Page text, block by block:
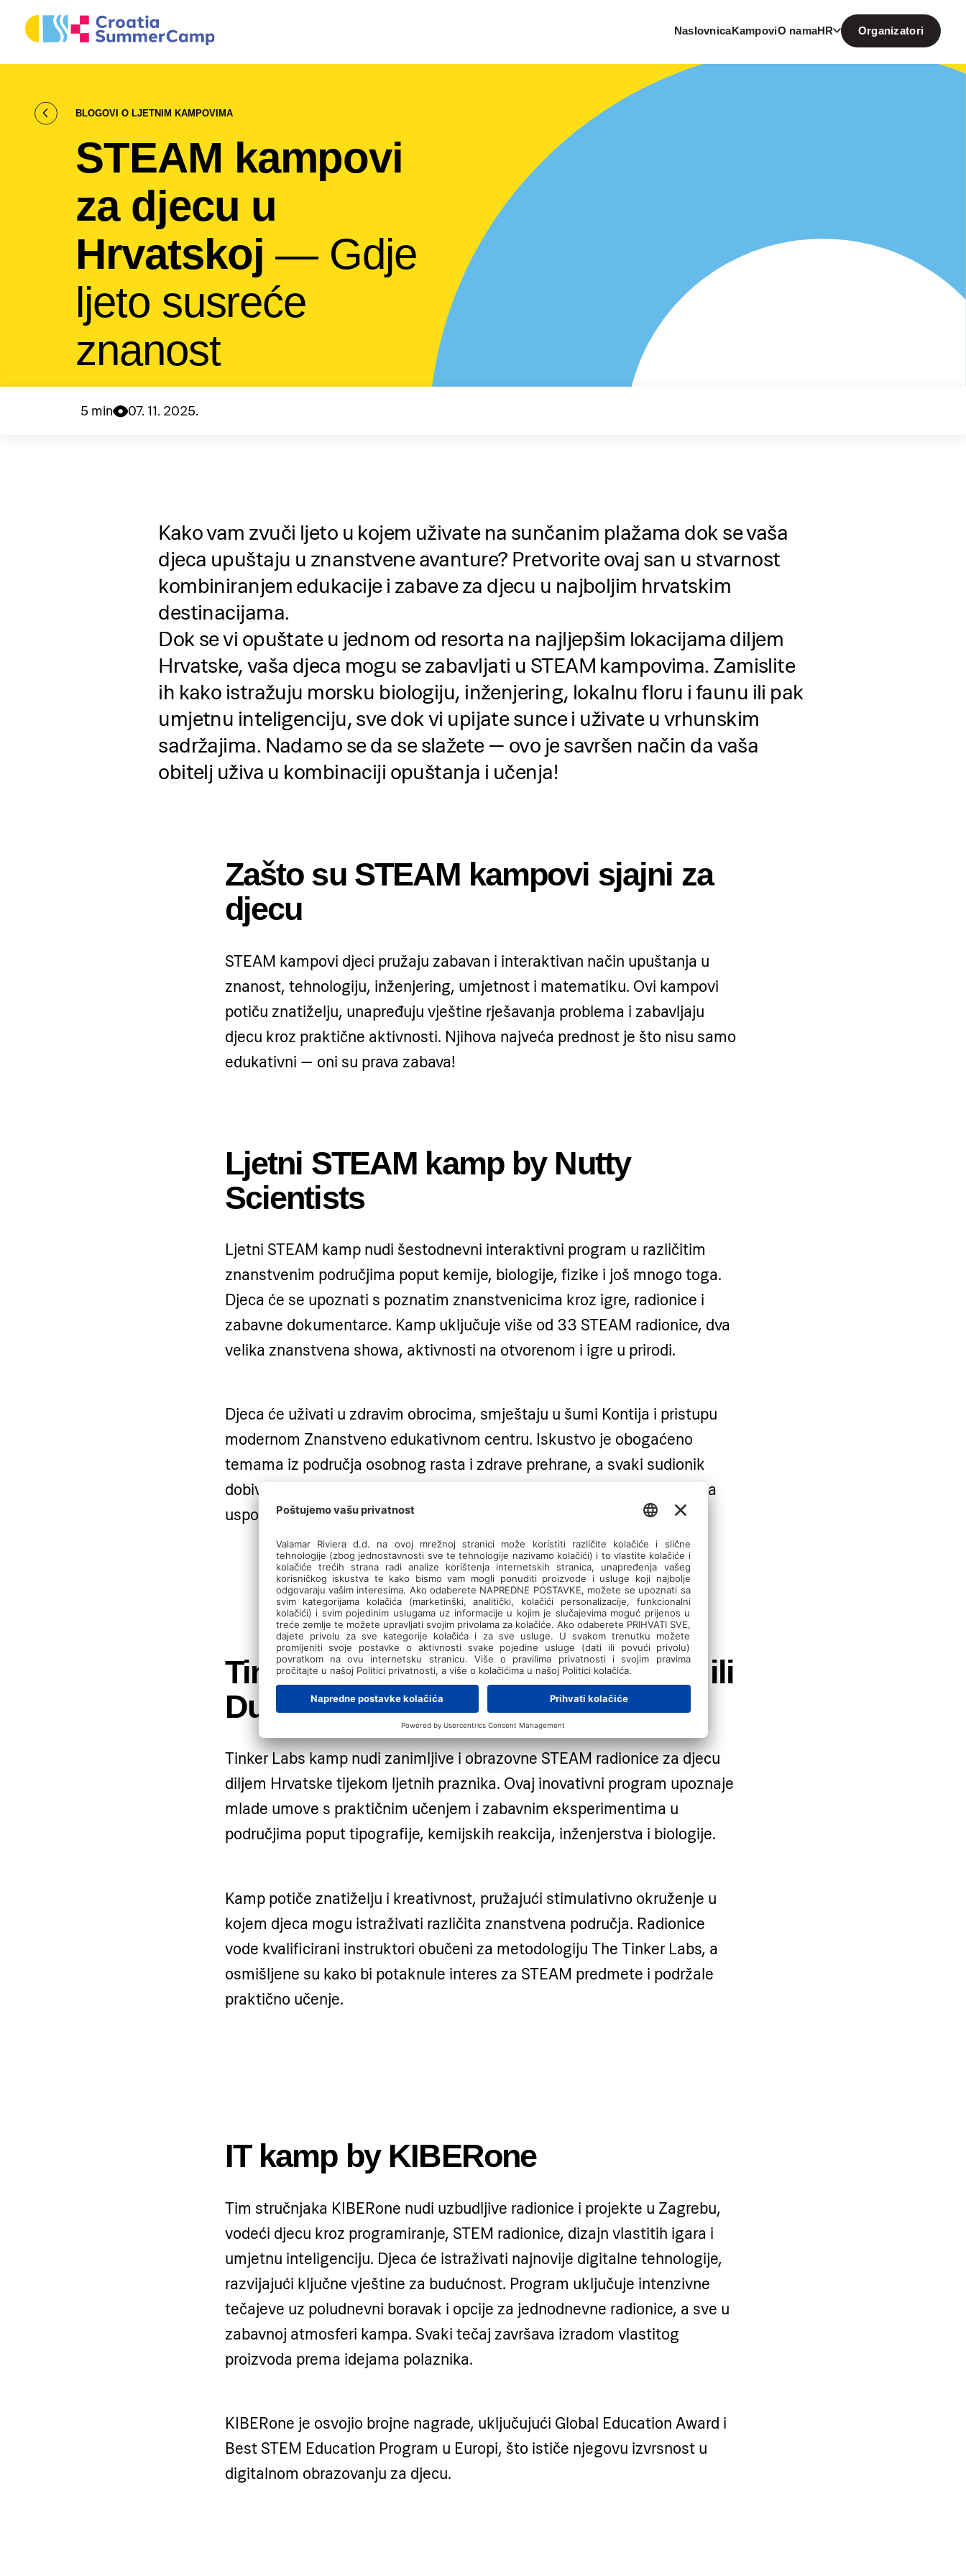
NaslovnicaKampoviO namaHR Organizatori
BLOGOVI O LJETNIM KAMPOVIMA
STEAM kampovi
za djecu u
Hrvatskoj — Gdje
ljeto susreće
znanost
5 min 07. 11. 2025.
Kako vam zvuči ljeto u kojem uživate na sunčanim plažama dok se vaša
djeca upuštaju u znanstvene avanture? Pretvorite ovaj san u stvarnost
kombiniranjem edukacije i zabave za djecu u najboljim hrvatskim
destinacijama.
Dok se vi opuštate u jednom od resorta na najljepšim lokacijama diljem
Hrvatske, vaša djeca mogu se zabavljati u STEAM kampovima. Zamislite
ih kako istražuju morsku biologiju, inženjering, lokalnu floru i faunu ili pak
umjetnu inteligenciju, sve dok vi upijate sunce i uživate u vrhunskim
sadržajima. Nadamo se da se slažete — ovo je savršen način da vaša
obitelj uživa u kombinaciji opuštanja i učenja!
Zašto su STEAM kampovi sjajni za
djecu
STEAM kampovi djeci pružaju zabavan i interaktivan način upuštanja u
znanost, tehnologiju, inženjering, umjetnost i matematiku. Ovi kampovi
potiču znatiželju, unapređuju vještine rješavanja problema i zabavljaju
djecu kroz praktične aktivnosti. Njihova najveća prednost je što nisu samo
edukativni — oni su prava zabava!
Ljetni STEAM kamp by Nutty
Scientists
Ljetni STEAM kamp nudi šestodnevni interaktivni program u različitim
znanstvenim područjima poput kemije, biologije, fizike i još mnogo toga.
Djeca će se upoznati s poznatim znanstvenicima kroz igre, radionice i
zabavne dokumentarce. Kamp uključuje više od 33 STEAM radionice, dva
velika znanstvena showa, aktivnosti na otvorenom i igre u prirodi.
Djeca će uživati u zdravim obrocima, smještaju u šumi Kontija i pristupu
modernom Znanstveno edukativnom centru. Iskustvo je obogaćeno
temama iz područja osobnog rasta i zdrave prehrane, a svaki sudionik
dobiva znanstvenu majicu, znanstveni dnevnik i fotografije iz kampa za
uspomenu.
Tinker Labs kamp — Labin, Poreč ili
Dubrovnik
Tinker Labs kamp nudi zanimljive i obrazovne STEAM radionice za djecu
diljem Hrvatske tijekom ljetnih praznika. Ovaj inovativni program upoznaje
mlade umove s praktičnim učenjem i zabavnim eksperimentima u
područjima poput tipografije, kemijskih reakcija, inženjerstva i biologije.
Kamp potiče znatiželju i kreativnost, pružajući stimulativno okruženje u
kojem djeca mogu istraživati različita znanstvena područja. Radionice
vode kvalificirani instruktori obučeni za metodologiju The Tinker Labs, a
osmišljene su kako bi potaknule interes za STEAM predmete i podržale
praktično učenje.
IT kamp by KIBERone
Tim stručnjaka KIBERone nudi uzbudljive radionice i projekte u Zagrebu,
vodeći djecu kroz programiranje, STEM radionice, dizajn vlastitih igara i
umjetnu inteligenciju. Djeca će istraživati najnovije digitalne tehnologije,
razvijajući ključne vještine za budućnost. Program uključuje intenzivne
tečajeve uz poludnevni boravak i opcije za jednodnevne radionice, a sve u
zabavnoj atmosferi kampa. Svaki tečaj završava izradom vlastitog
proizvoda prema idejama polaznika.
KIBERone je osvojio brojne nagrade, uključujući Global Education Award i
Best STEM Education Program u Europi, što ističe njegovu izvrsnost u
digitalnom obrazovanju za djecu.